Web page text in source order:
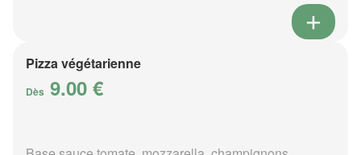
Pizza végétarienne
Dès 9.00 €